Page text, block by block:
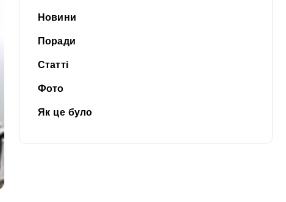
Новини
Поради
Статті
Фото
Як це було